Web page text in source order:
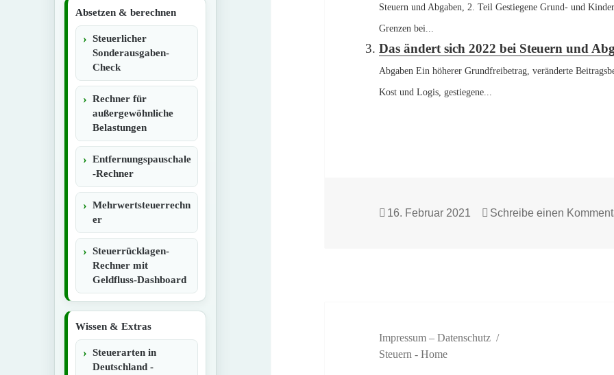
Absetzen & berechnen
Steuerlicher
Sonderausgaben-
Check
Rechner für
außergewöhnliche
Belastungen
Entfernungspauschale
-Rechner
Mehrwertsteuerrechn
er
Steuerrücklagen-
Rechner mit
Geldfluss-Dashboard
Wissen & Extras
Steuerarten in
Deutschland -
Steuern und Abgaben, 2. Teil Gestiegene Grund- und
Grenzen bei...
Das ändert sich 2022 bei Steuern und
Abgaben Ein höherer Grundfreibetrag, veränderte
Kost und Logis, gestiegene...
Veröffentlicht
16. Februar 2021 Schreibe einen
Impressum – Datenschutz
Steuern - Home